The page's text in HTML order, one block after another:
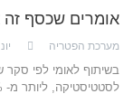
אומרים שכסף זה
מערכת הפטריה יונ 13, 2021
בשיתוף לאומי לפי סקר
לסטטיסטיקה, ליותר מ- 97% ממשקי הבית בארץ יש לפחות…